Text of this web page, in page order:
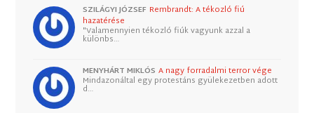
SZILÁGYI JÓZSEF Rembrandt: A tékozló fiú
hazatérése
"Valamennyien tékozló fiúk vagyunk azzal a
különbs…
MENYHÁRT MIKLÓS A nagy forradalmi terror vége
Mindazonáltal egy protestáns gyülekezetben adott
d…